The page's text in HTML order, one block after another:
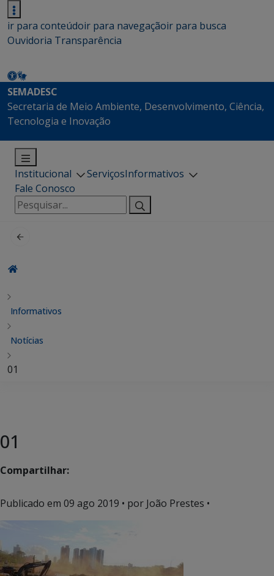
ir para conteúdoir para navegaçãoir para busca
Ouvidoria Transparência
SEMADESC
Secretaria de Meio Ambiente, Desenvolvimento, Ciência,
Tecnologia e Inovação
Institucional ServiçosInformativos
Fale Conosco
Pesquisar
por:
Informativos
Notícias
01
01
Compartilhar:
Publicado em 09 ago 2019 • por João Prestes •